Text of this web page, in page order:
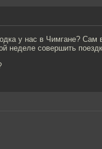
у нас в Чимгане? Сам
неделе совершить